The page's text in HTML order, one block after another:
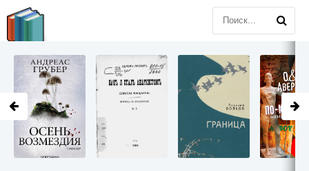
LITMIR.ORG